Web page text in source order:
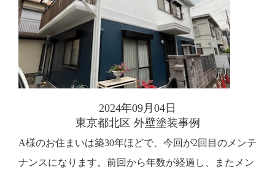
2024年09月04日
東京都北区 外壁塗装事例
A様のお住まいは築30年ほどで、今回が2回目のメンテ
ナンスになります。前回から年数が経過し、またメン